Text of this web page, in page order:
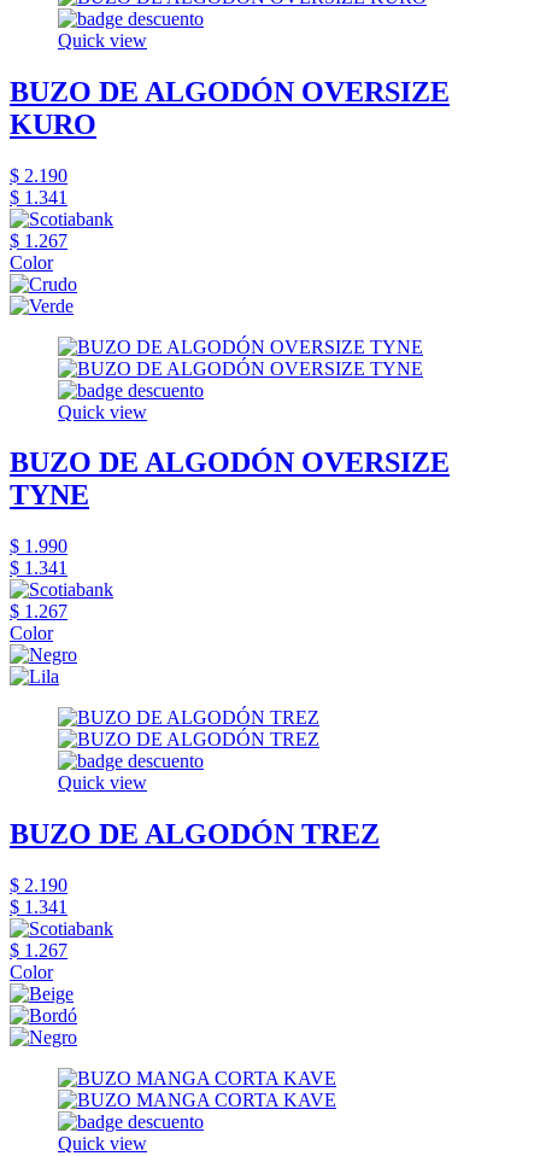
Quick view
BUZO DE ALGODÓN OVERSIZE
KURO
$ 2.190
$ 1.341
$ 1.267
Color
Quick view
BUZO DE ALGODÓN OVERSIZE
TYNE
$ 1.990
$ 1.341
$ 1.267
Color
Quick view
BUZO DE ALGODÓN TREZ
$ 2.190
$ 1.341
$ 1.267
Color
Quick view